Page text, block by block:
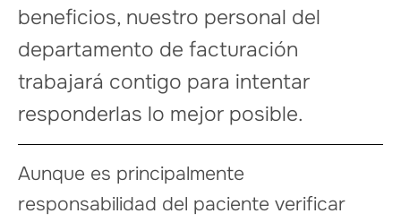
beneficios, nuestro personal del
departamento de facturación
trabajará contigo para intentar
responderlas lo mejor posible.
Aunque es principalmente
responsabilidad del paciente verificar